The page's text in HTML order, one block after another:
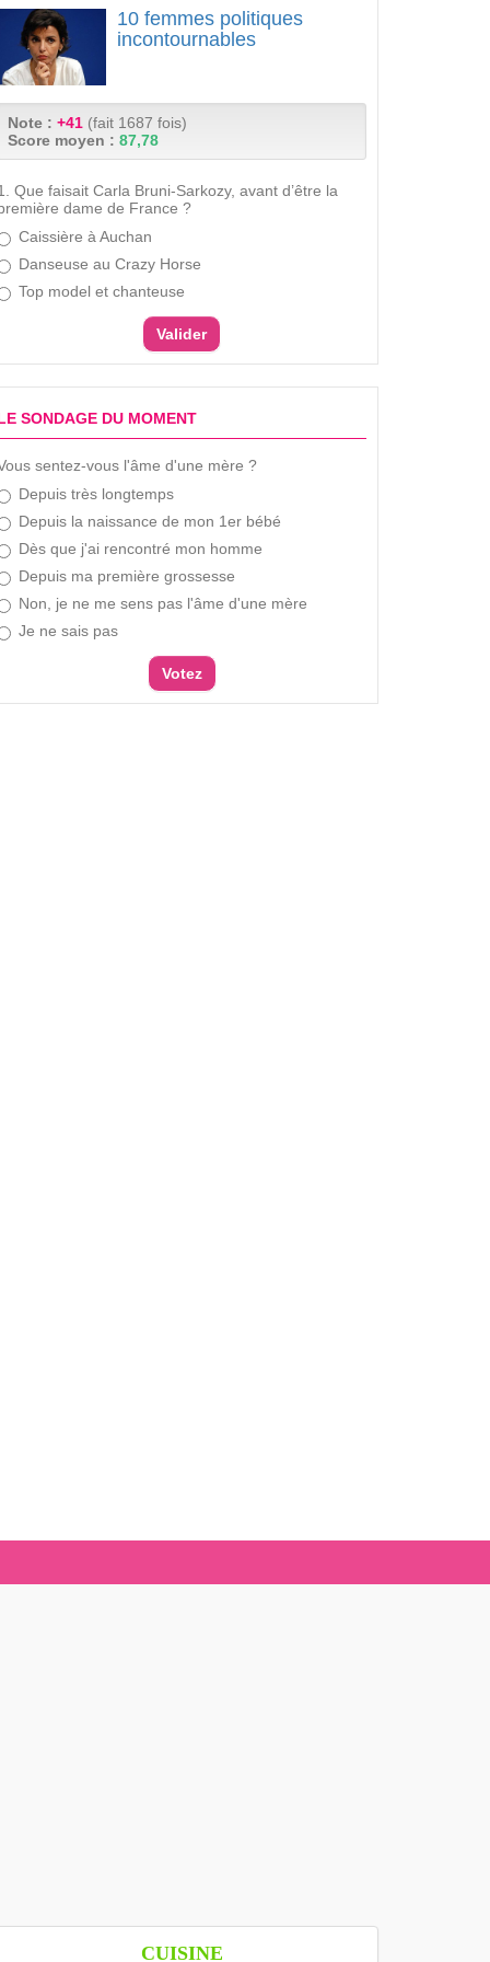
10 femmes politiques
incontournables
Note : +41 (fait 1687 fois)
Score moyen : 87,78
Que faisait Carla Bruni-Sarkozy, avant d’être la
dame de France ?
Caissière à Auchan
Danseuse au Crazy Horse
Top model et chanteuse
SONDAGE DU MOMENT
sentez-vous l'âme d'une mère ?
Depuis très longtemps
Depuis la naissance de mon 1er bébé
Dès que j'ai rencontré mon homme
Depuis ma première grossesse
Non, je ne me sens pas l'âme d'une mère
Je ne sais pas
CUISINE